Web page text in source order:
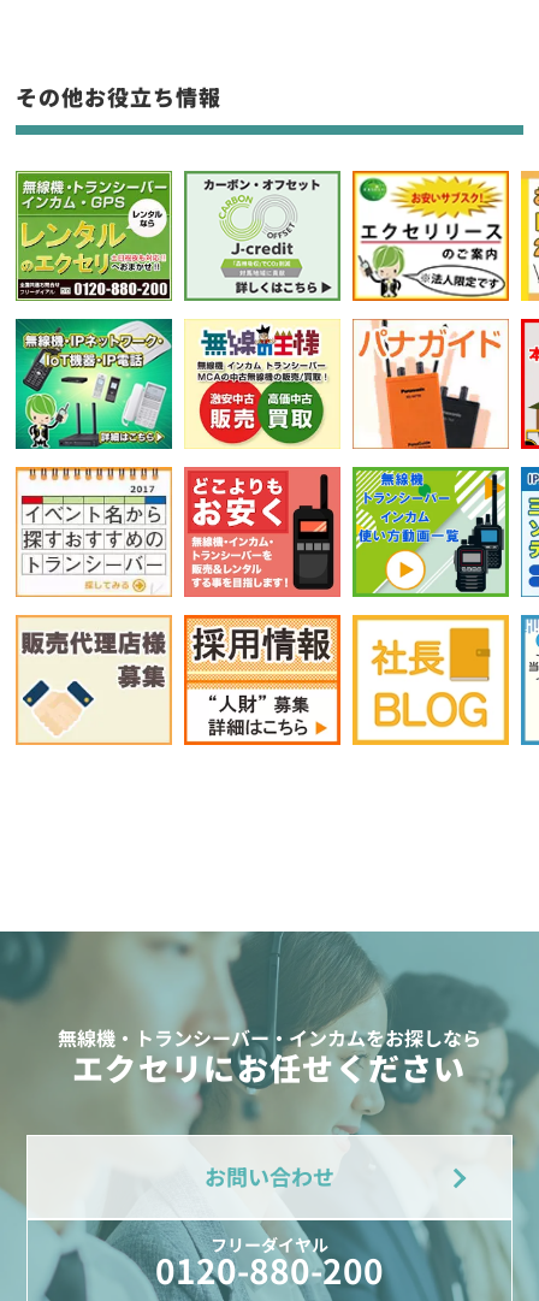
フリーワード入力(製品名等)
選択条件をリセット
その他お役立ち情報
無線機・トランシーバー・インカムをお探しなら
エクセリにお任せください
お問い合わせ
フリーダイヤル
0120-880-200